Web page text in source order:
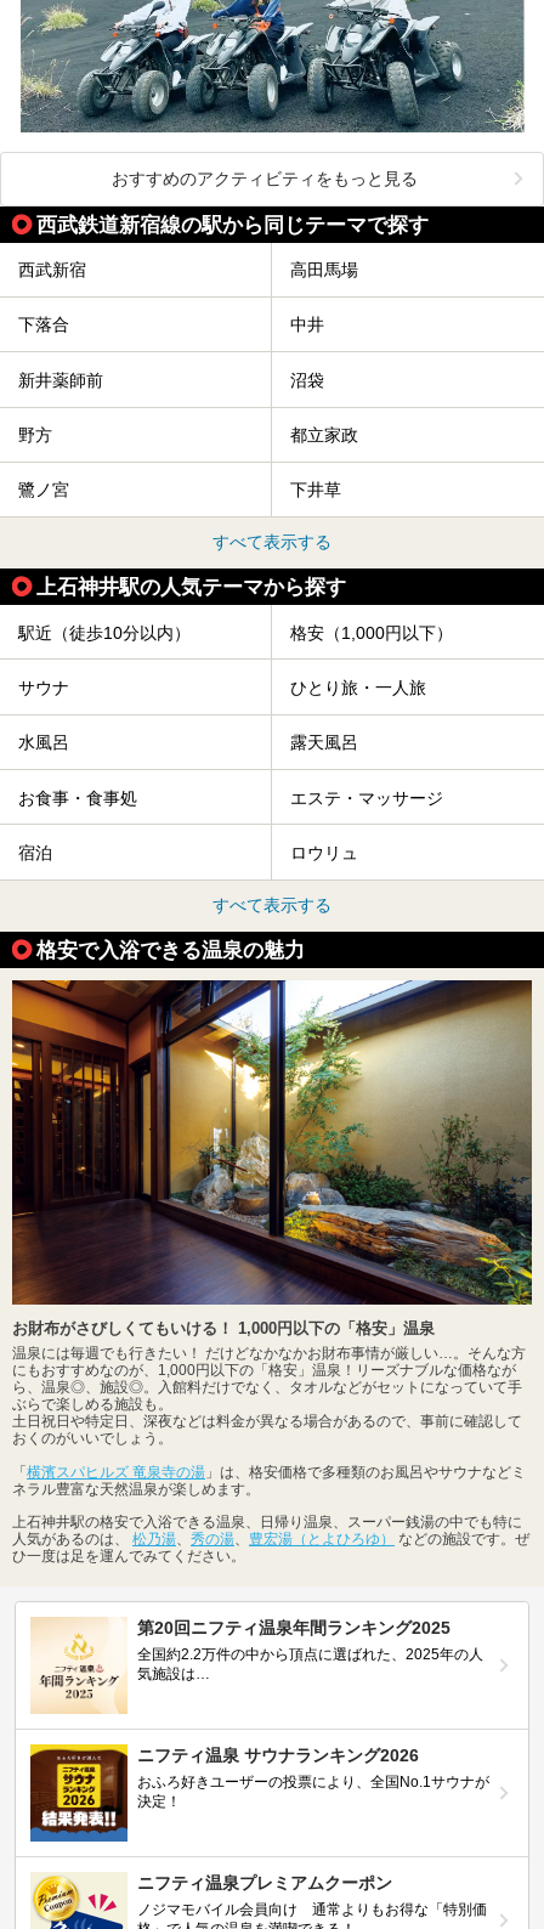
おすすめのアクティビティをもっと見る
西武鉄道新宿線の駅から同じテーマで探す
西武新宿 高田馬場
下落合 中井
新井薬師前 沼袋
野方 都立家政
鷺ノ宮 下井草
すべて表示する
上石神井駅の人気テーマから探す
駅近（徒歩10分以内） 格安（1,000円以下）
サウナ ひとり旅・一人旅
水風呂 露天風呂
お食事・食事処 エステ・マッサージ
宿泊 ロウリュ
すべて表示する
格安で入浴できる温泉の魅力
お財布がさびしくてもいける！ 1,000円以下の「格安」温泉
温泉には毎週でも行きたい！ だけどなかなかお財布事情が厳しい…。そんな方
にもおすすめなのが、1,000円以下の「格安」温泉！リーズナブルな価格なが
ら、温泉◎、施設◎。入館料だけでなく、タオルなどがセットになっていて手
ぶらで楽しめる施設も。
土日祝日や特定日、深夜などは料金が異なる場合があるので、事前に確認して
おくのがいいでしょう。
「 横濱スパヒルズ 竜泉寺の湯 」は、格安価格で多種類のお風呂やサウナなどミ
ネラル豊富な天然温泉が楽しめます。
上石神井駅の格安で入浴できる温泉、日帰り温泉、スーパー銭湯の中でも特に
人気があるのは、 松乃湯、 秀の湯、 豊宏湯（とよひろゆ）
などの施設です。ぜ
ひ一度は足を運んでみてください。
第20回ニフティ温泉年間ランキング2025
全国約2.2万件の中から頂点に選ばれた、2025年の人
気施設は…
ニフティ温泉 サウナランキング2026
おふろ好きユーザーの投票により、全国No.1サウナが
決定！
ニフティ温泉プレミアムクーポン
ノジマモバイル会員向け 通常よりもお得な「特別価